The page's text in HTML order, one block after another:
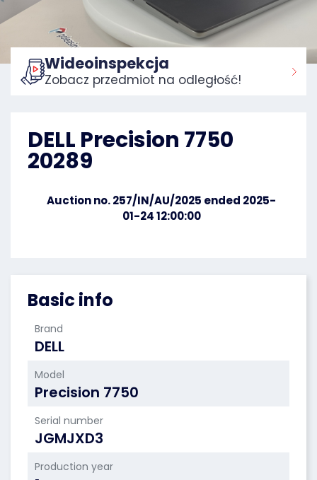
Home:
Basic info
Brand
DELL
Model
Precision 7750
Serial number
JGMJXD3
Production year
Wideoinspekcja
Zobacz przedmiot na odległość!
DELL Precision 7750
20289
Auction no. 257/IN/AU/2025 ended 2025-
01-24 12:00:00